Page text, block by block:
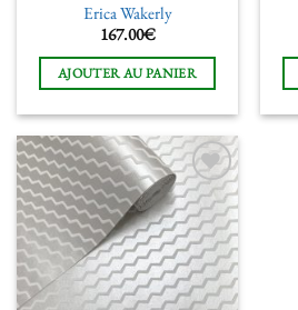
Erica Wakerly
167.00€
AJOUTER AU PANIER
Ajouter
à la liste
de
souhaits